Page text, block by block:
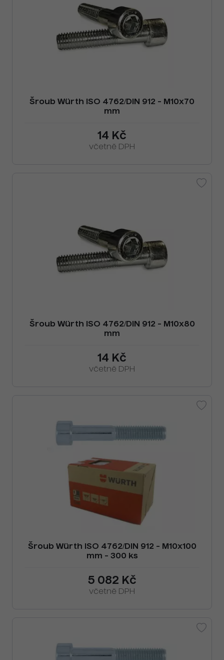
Šroub Würth ISO 4762/DIN 912 - M10x70
mm
14 Kč
včetně DPH
Šroub Würth ISO 4762/DIN 912 - M10x80
mm
14 Kč
včetně DPH
Šroub Würth ISO 4762/DIN 912 - M10x100
mm - 300 ks
5 082 Kč
včetně DPH